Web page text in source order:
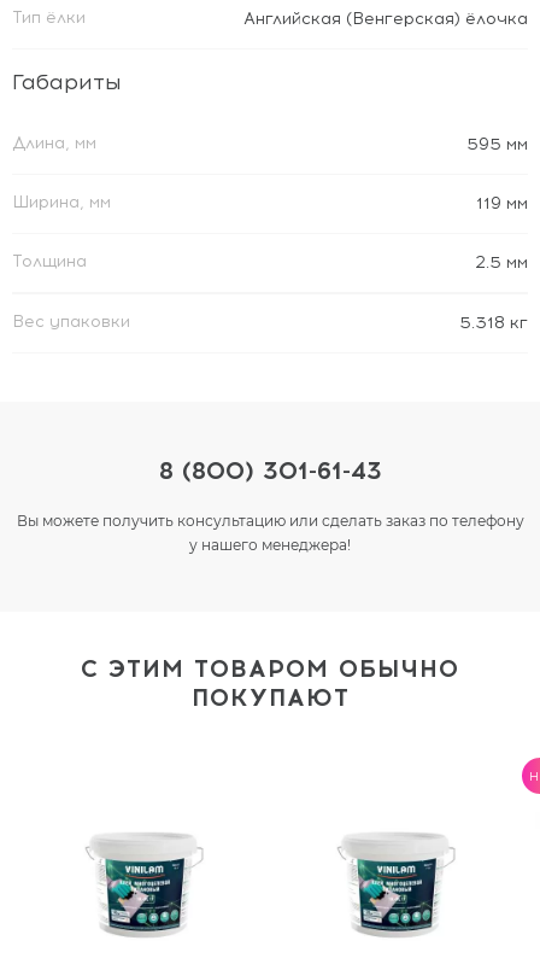
Тип ёлки Английская (Венгерская) ёлочка
Габариты
Длина, мм 595 мм
Ширина, мм 119 мм
Толщина 2.5 мм
Вес упаковки 5.318 кг
8 (800) 301-61-43
Вы можете получить консультацию или сделать заказ по телефону
у нашего менеджера!
С ЭТИМ ТОВАРОМ ОБЫЧНО
ПОКУПАЮТ